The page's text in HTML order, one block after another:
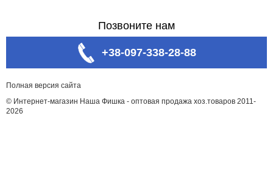
Позвоните нам
+38-097-338-28-88
Полная версия сайта
© Интернет-магазин Наша Фишка - оптовая продажа хоз.товаров 2011-
2026